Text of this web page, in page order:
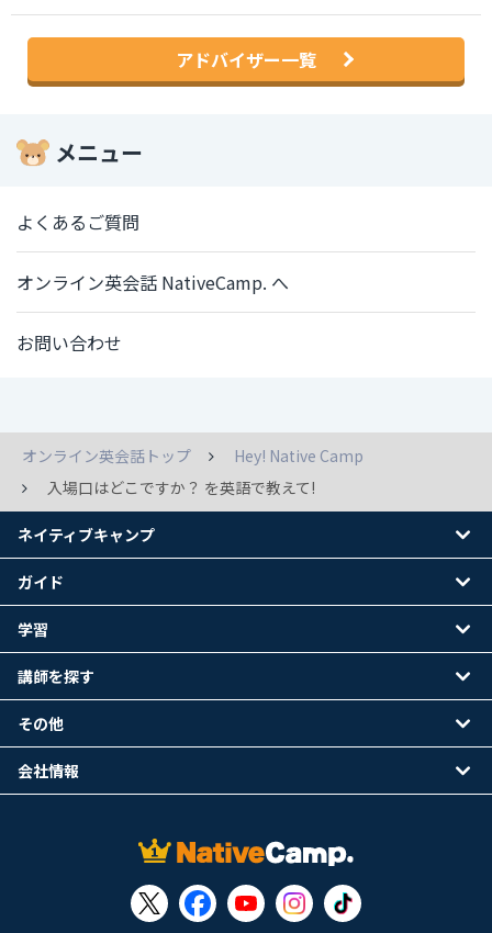
アドバイザー一覧
メニュー
よくあるご質問
オンライン英会話 NativeCamp. へ
お問い合わせ
オンライン英会話トップ
Hey! Native Camp
入場口はどこですか？ を英語で教えて!
ネイティブキャンプ
ガイド
学習
講師を探す
その他
会社情報